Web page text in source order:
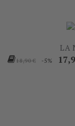
LA
Prezzo
18,90 € -5%